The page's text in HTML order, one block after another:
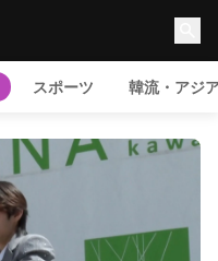
スポーツ 韓流・アジ